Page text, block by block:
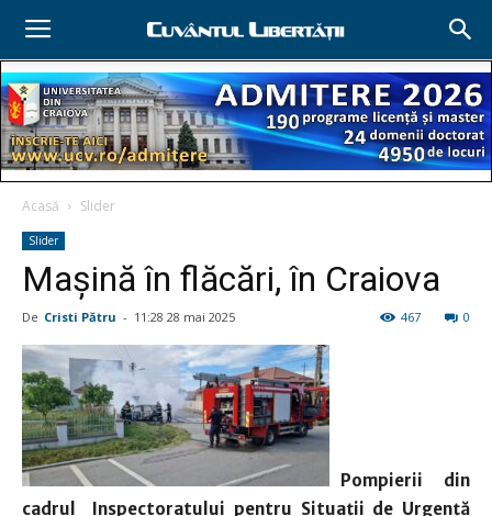
Acasă Slider
Slider
Maşină în flăcări, în Craiova
De Cristi Pătru - 11:28 28 mai 2025 0
467
Pompierii din
cadrul Inspectoratului pentru Situaţii de Urgenţă